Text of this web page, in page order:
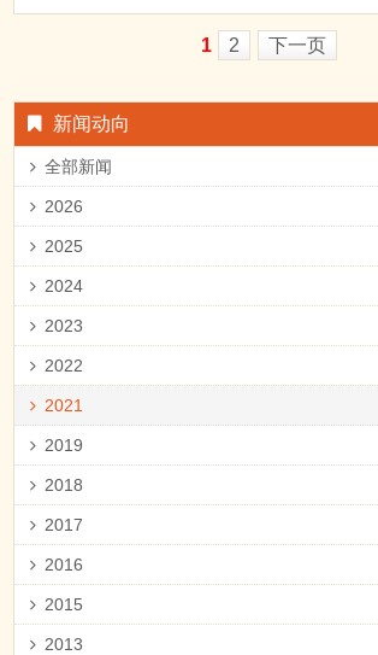
1 2 下一页
新闻动向
全部新闻
2026
2025
2024
2023
2022
2021
2019
2018
2017
2016
2015
2013